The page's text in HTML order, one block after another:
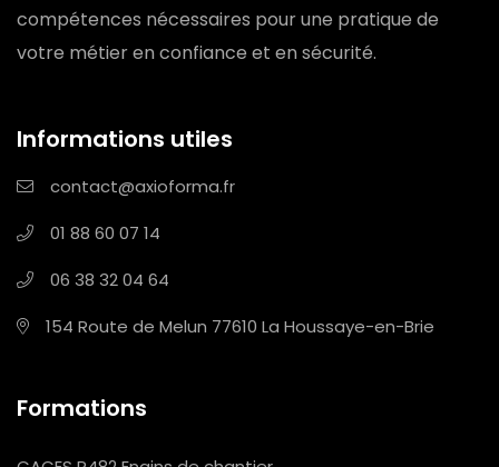
compétences nécessaires pour une pratique de
votre métier en confiance et en sécurité.
Informations utiles
contact@axioforma.fr
01 88 60 07 14
06 38 32 04 64
154 Route de Melun 77610 La Houssaye-en-Brie
Formations